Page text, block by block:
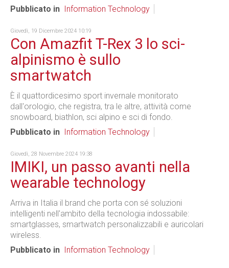
Pubblicato in
Information Technology
Giovedì, 19 Dicembre 2024 10:19
Con Amazfit T-Rex 3 lo sci-
alpinismo è sullo
smartwatch
È il quattordicesimo sport invernale monitorato
dall'orologio, che registra, tra le altre, attività come
snowboard, biathlon, sci alpino e sci di fondo.
Pubblicato in
Information Technology
Giovedì, 28 Novembre 2024 19:38
IMIKI, un passo avanti nella
wearable technology
Arriva in Italia il brand che porta con sé soluzioni
intelligenti nell'ambito della tecnologia indossabile:
smartglasses, smartwatch personalizzabili e auricolari
wireless.
Pubblicato in
Information Technology